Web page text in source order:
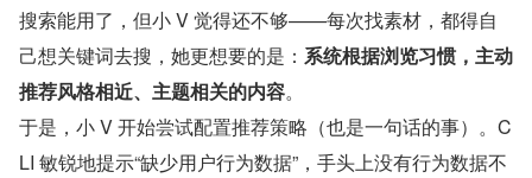
搜索能用了，但小 V 觉得还不够——每次找素材，都得自
己想关键词去搜，她更想要的是： 系统根据浏览习惯，主动
推荐风格相近、主题相关的内容。
于是，小 V 开始尝试配置推荐策略（也是一句话的事）。C
LI 敏锐地提示“缺少用户行为数据”，手头上没有行为数据不